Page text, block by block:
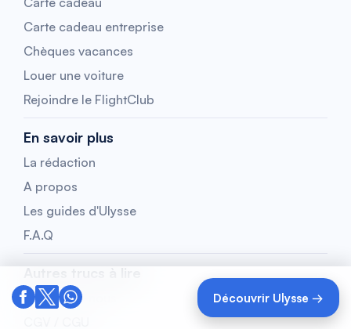
Découvrir Ulysse →
Carte cadeau entreprise
Chèques vacances
Louer une voiture
Rejoindre le FlightClub
En savoir plus
La rédaction
A propos
Les guides d'Ulysse
F.A.Q
Contactez-nous